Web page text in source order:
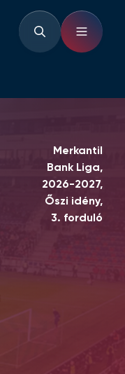
Merkantil
Bank Liga,
2026-2027,
Őszi idény,
3. forduló